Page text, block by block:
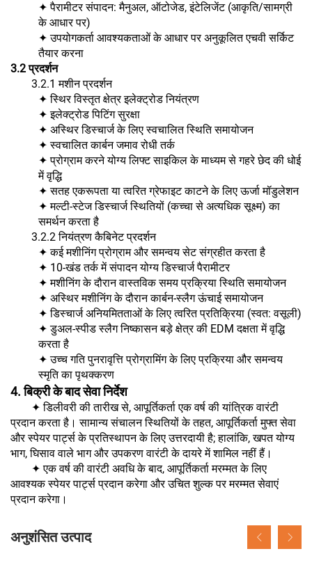
✦ पैरामीटर संपादन: मैनुअल, ऑटोजेड, इंटेलिजेंट (आकृति/सामग्री
के आधार पर)
✦ उपयोगकर्ता आवश्यकताओं के आधार पर अनुकूलित एचवी सर्किट
तैयार करना
3.2 प्रदर्शन
3.2.1 मशीन प्रदर्शन
✦ स्थिर विस्तृत क्षेत्र इलेक्ट्रोड नियंत्रण
✦ इलेक्ट्रोड पिटिंग सुरक्षा
✦ अस्थिर डिस्चार्ज के लिए स्वचालित स्थिति समायोजन
✦ स्वचालित कार्बन जमाव रोधी तर्क
✦ प्रोग्राम करने योग्य लिफ्ट साइकिल के माध्यम से गहरे छेद की धोई
में वृद्धि
✦ सतह एकरूपता या त्वरित ग्रेफाइट काटने के लिए ऊर्जा मॉडुलेशन
✦ मल्टी-स्टेज डिस्चार्ज स्थितियों (कच्चा से अत्यधिक सूक्ष्म) का
समर्थन करता है
3.2.2 नियंत्रण कैबिनेट प्रदर्शन
✦ कई मशीनिंग प्रोग्राम और समन्वय सेट संग्रहीत करता है
✦ 10-खंड तर्क में संपादन योग्य डिस्चार्ज पैरामीटर
✦ मशीनिंग के दौरान वास्तविक समय प्रक्रिया स्थिति समायोजन
✦ अस्थिर मशीनिंग के दौरान कार्बन-स्लैग ऊंचाई समायोजन
✦ डिस्चार्ज अनियमितताओं के लिए त्वरित प्रतिक्रिया (स्वत: वसूली)
✦ डुअल-स्पीड स्लैग निष्कासन बड़े क्षेत्र की EDM दक्षता में वृद्धि
करता है
✦ उच्च गति पुनरावृत्ति प्रोग्रामिंग के लिए प्रक्रिया और समन्वय
स्मृति का पृथक्करण
4. बिक्री के बाद सेवा निर्देश
✦ डिलीवरी की तारीख से, आपूर्तिकर्ता एक वर्ष की यांत्रिक वारंटी
प्रदान करता है। सामान्य संचालन स्थितियों के तहत, आपूर्तिकर्ता मुफ्त सेवा
और स्पेयर पार्ट्स के प्रतिस्थापन के लिए उत्तरदायी है; हालांकि, खपत योग्य
भाग, घिसाव वाले भाग और उपकरण वारंटी के दायरे में शामिल नहीं हैं।
✦ एक वर्ष की वारंटी अवधि के बाद, आपूर्तिकर्ता मरम्मत के लिए
आवश्यक स्पेयर पार्ट्स प्रदान करेगा और उचित शुल्क पर मरम्मत सेवाएं
प्रदान करेगा।
अनुशंसित उत्पाद